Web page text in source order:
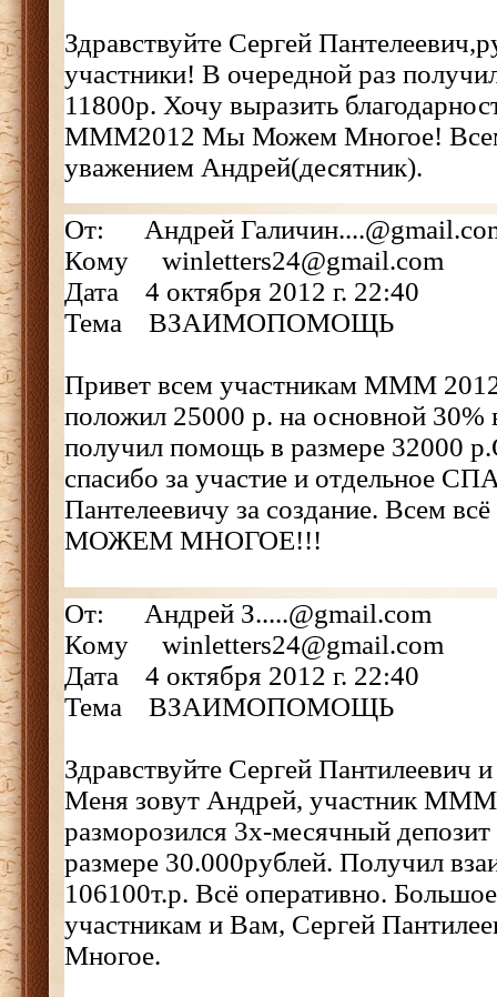
Здравствуйте Сергей
участники! В очередной раз
11800р. Хочу выразить
МММ2012 Мы Можем Многое!
уважением Андрей(десятник).
От: Андрей
Кому winletters24@gmail.com
Дата 4 октября 2012 г. 22:40
Тема ВЗАИМОПОМОЩЬ
Привет всем участникам МММ
положил 25000 р. на основной 30%
получил помощь в размере 32000
спасибо за участие и отдельное
Пантелеевичу за создание. Всем
МОЖЕМ МНОГОЕ!!!
От: Андрей З.....@gmail.com
Кому winletters24@gmail.com
Дата 4 октября 2012 г. 22:40
Тема ВЗАИМОПОМОЩЬ
Здравствуйте Сергей Пантилеевич
Меня зовут Андрей, участник
разморозился 3х-месячный
размере 30.000рублей. Получил
106100т.р. Всё оперативно.
участникам и Вам, Сергей
Многое.